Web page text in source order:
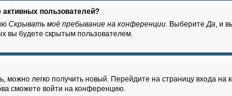
активных пользователей?
Скрывать моё пребывание на конференции. ВыберитеДа, и
вы будете скрытым пользователем.
можно легко получить новый. Перейдите на страницу входа
сможете войти на конференцию.